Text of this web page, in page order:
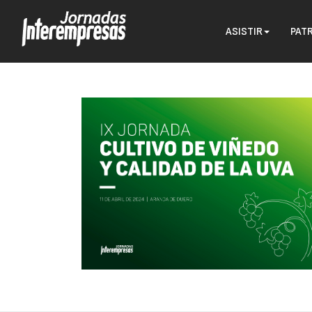
ASISTIR